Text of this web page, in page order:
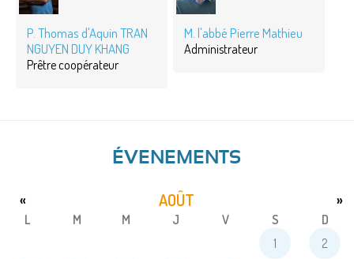
P. Thomas d'Aquin TRAN
NGUYEN DUY KHANG
Prêtre coopérateur
M. l'abbé Pierre Mathieu
Administrateur
ÉVENEMENTS
AOÛT
« »
L M M J V S
D
1
2